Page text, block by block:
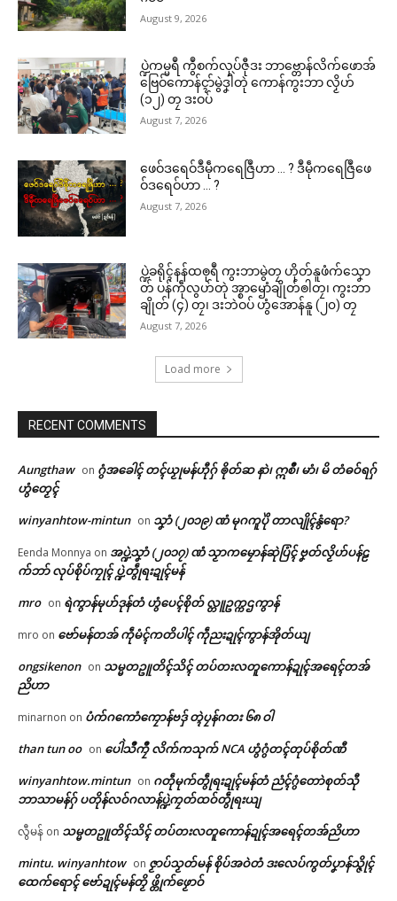
Related
August 9, 2026
ပ္ဍဲကမ္မရဳ ကွဳစက်လုပ်ဇီုဒး ဘာဗ္တောန်လိက်ဖောအ်
ဗြေဝ်ကောန်ၚာ်မွဲဒၞါဲတုဲ ကောန်ကွးဘာ လၟိဟ်
(၁၂) တၠ ဒးဝပ်
August 7, 2026
ဖေဝ်ဒရေဝ်ဒဳမဵုကရေဇြဳဟာ … ? ဒဳမဵုကရေဇြဳဖေ
ဝ်ဒရေဝ်ဟာ … ?
August 7, 2026
ပ္ဍဲခရိုၚ်နန်ထၜုရဳ ကွးဘာမွဲတၠ ဟိုတ်နူဖံက်သၞော
တ် ပန်ကဵုလွဟ်တုဲ အ္စာၝောံချိုတ်ၜါတၠ၊ ကွးဘာ
ချိုတ် (၄) တၠ၊ ဒးဘဲဝပ် ဟွံအောန်နူ (၂၀) တၠ
August 7, 2026
Load more
RECENT COMMENTS
Aungthaw on ဂွံအခေါၚ် တၚ်ယၟုမန်ဟီုဂှ် ၜိုတ်ဆ နာဲ၊ ဣစဳ၊ မာံ၊ မိ တံဓဝ်ရဂှ်
ဟွံတၟေၚ်
winyanhtow-mintun on သၞာံ (၂၀၁၉) ဏံ မုဂကူပိုဲ တာလျိုၚ်နွံရော?
Eenda Monnya on အပ္ဍဲသၞာံ (၂၀၁၇) ဏံ သၟာကမၠောန်ဆုဲပြံၚ် ဗၞတ်လၟိဟ်ပန်ဠ
က်ဘာ် လုပ်စိုပ်ကၠုၚ် ပ္ဍဲတွဵုရးဍုၚ်မန်
mro on ရဲကွာန်မုဟ်ဒုန်တံ ဟွံပေၚ်စိုတ် လ္တူဥက္ကဌကွာန်
mro on ဗော်မန်တအ် ကဵုမံၚ်ကတိပါၚ် ကဵုညးဍုၚ်ကွာန်အိုတ်ယျ
ongsikenon on သမ္မတဥူတိၚ်သိၚ် တပ်တးလတူကောန်ဍုၚ်အရေၚ်တအ်
ညိဟာ
minarnon on ပံက်ဂကောံကၠောန်ဗဒှ် တ္ၚဲပၠန်ဂတး ၆၈ ဝါ
than tun oo on ပေါဲသဳကၠဳ လိက်ကသုက် NCA ဟွံဂွံတၚ်တုပ်စိုတ်ဏီ
winyanhtow.mintun on ဂတဵုမုက်တွဵုရးဍုၚ်မန်တံ ညံၚ်ဂွံတောဲစုတ်သီု
ဘာသာမန်ဂှ် ပတိုန်လဝ်ဂလာန်ပ္ဍဲကၠတ်ထဝ်တွဵုရးယျ
လွီမန် on သမ္မတဥူတိၚ်သိၚ် တပ်တးလတူကောန်ဍုၚ်အရေၚ်တအ်ညိဟာ
mintu. winyanhtow on ဇၟာပ်သၟတ်မန် စိုပ်အဝဲတံ ဒးလေပ်ကွတ်ပၞာန်သ္ဇိုၚ်
ထေက်ရောၚ် ဗော်ဍုၚ်မန်တၟိ ဖ္တိုက်ဖၟောဝ်